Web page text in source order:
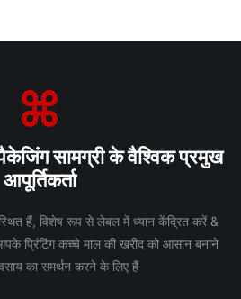
सामग्री के वैश्विक प्रमुख
आपूर्तिकर्ता
स्थित हैं, विशेष रूप से लेबल में ध्यान केंद्रित करें &
प्रिंटिंग कच्चे माल की खरीद को आसान बनाने
का समर्थन करने के लिए हैं